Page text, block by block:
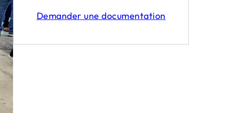
Demander une documentation